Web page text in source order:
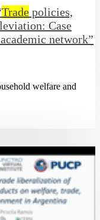
Trade policies,
Case
network”
welfare and